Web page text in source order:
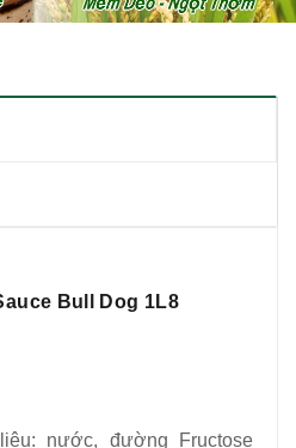
Bull Dog 1L8
nước, đường Fructose